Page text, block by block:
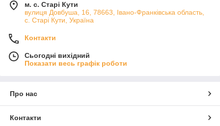
м. с. Старі Кути
вулиця Довбуша, 16, 78663, Івано-Франківська область,
с. Старі Кути, Україна
Контакти
Сьогодні вихідний
Показати весь графік роботи
Про нас
Контакти